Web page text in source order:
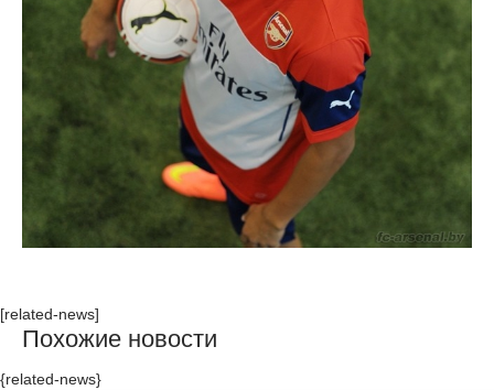
[related-news]
Похожие новости
{related-news}